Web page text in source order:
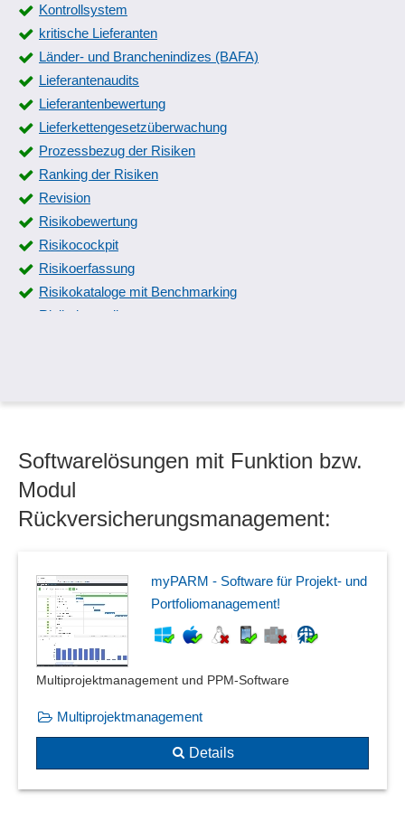
Kontrollsystem
kritische Lieferanten
Länder- und Branchenindizes (BAFA)
Lieferantenaudits
Lieferantenbewertung
Lieferkettengesetzüberwachung
Prozessbezug der Risiken
Ranking der Risiken
Revision
Risikobewertung
Risikocockpit
Risikoerfassung
Risikokataloge mit Benchmarking
Risikokontrolle
Risikosteuerungsmaßnahmen
Risikotypen
Rückversicherungsmanagement
wiederkehrende Risiken
Softwarelösungen mit Funktion bzw.
Modul
Rückversicherungsmanagement:
myPARM - Software für Projekt- und
Portfoliomanagement!
Multiprojektmanagement und PPM-Software
Multiprojektmanagement
Details